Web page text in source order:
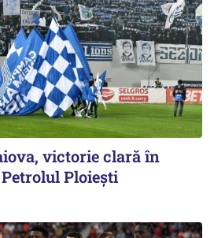
victorie clară în
Ploieşti